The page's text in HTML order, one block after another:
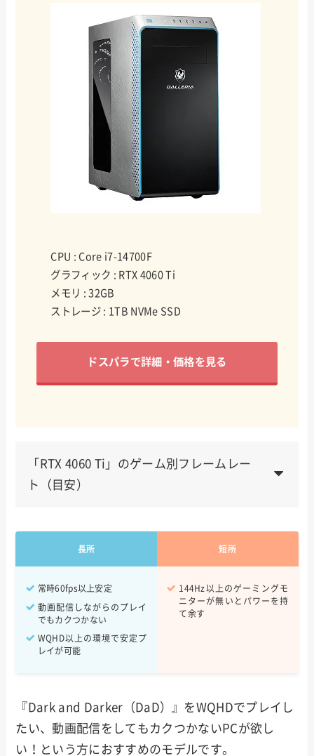
CPU : Core i7-14700F
グラフィック : RTX 4060 Ti
メモリ : 32GB
ストレージ : 1TB NVMe SSD
ドスパラで詳細・価格を見る
「RTX 4060 Ti」のゲーム別フレームレー
ト（目安）
VALORANT 240fps~
Fortnite 400fps~
Escape From Tarkov 90~120fps
長所 短所
常時60fps以上安定
動画配信しながらのプレイ
でもカクつかない
WQHD以上の環境で安定プ
レイが可能
144Hz以上のゲーミングモ
ニターが無いとパワーを持
て余す
『Dark and Darker（DaD）』をWQHDでプレイし
たい、動画配信をしてもカクつかないPCが欲し
い！という方におすすめのモデルです。